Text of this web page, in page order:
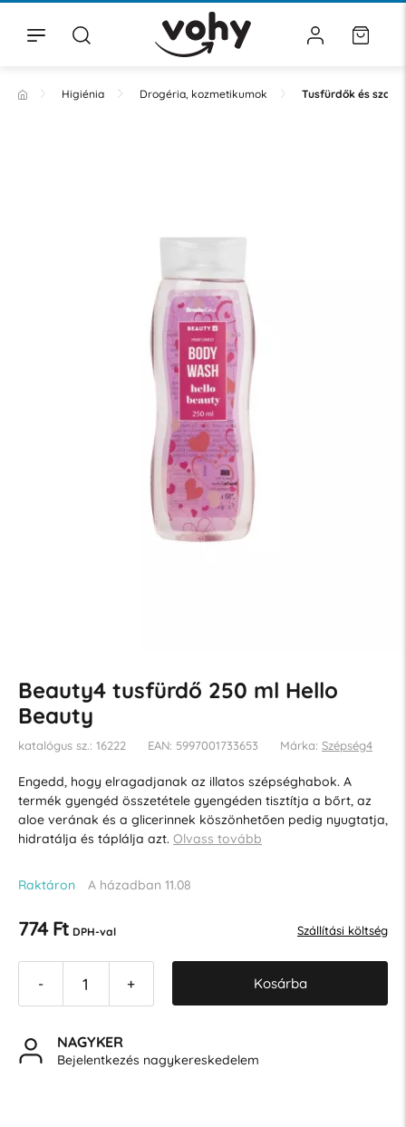
Higiénia Drogéria, kozmetikumok Tusfürdők és
Beauty4 tusfürdő 250 ml Hello
Beauty
katalógus sz.: 16222 EAN: 5997001733653 Márka: Szépség4
Engedd, hogy elragadjanak az illatos szépséghabok. A
termék gyengéd összetétele gyengéden tisztítja a bőrt, az
aloe verának és a glicerinnek köszönhetően pedig nyugtatja,
hidratálja és táplálja azt. Olvass tovább
Raktáron A házadban 11.08
774 Ft DPH-val Szállítási költség
- + Kosárba
NAGYKER
Bejelentkezés nagykereskedelem